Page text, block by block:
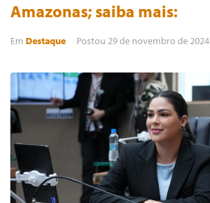
Amazonas; saiba mais:
Em Destaque Postou 29 de novembro de 2024